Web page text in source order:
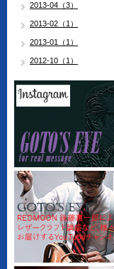
2013-04（3）
2013-02（1）
2013-01（1）
2012-10（1）